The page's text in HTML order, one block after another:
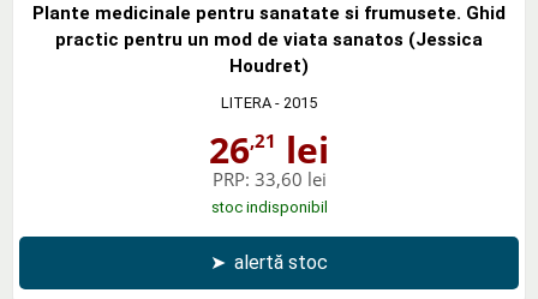
Plante medicinale pentru sanatate si frumusete. Ghid
practic pentru un mod de viata sanatos (Jessica
Houdret)
LITERA - 2015
26,21 lei
PRP: 33,60 lei
stoc indisponibil
➤ alertă stoc